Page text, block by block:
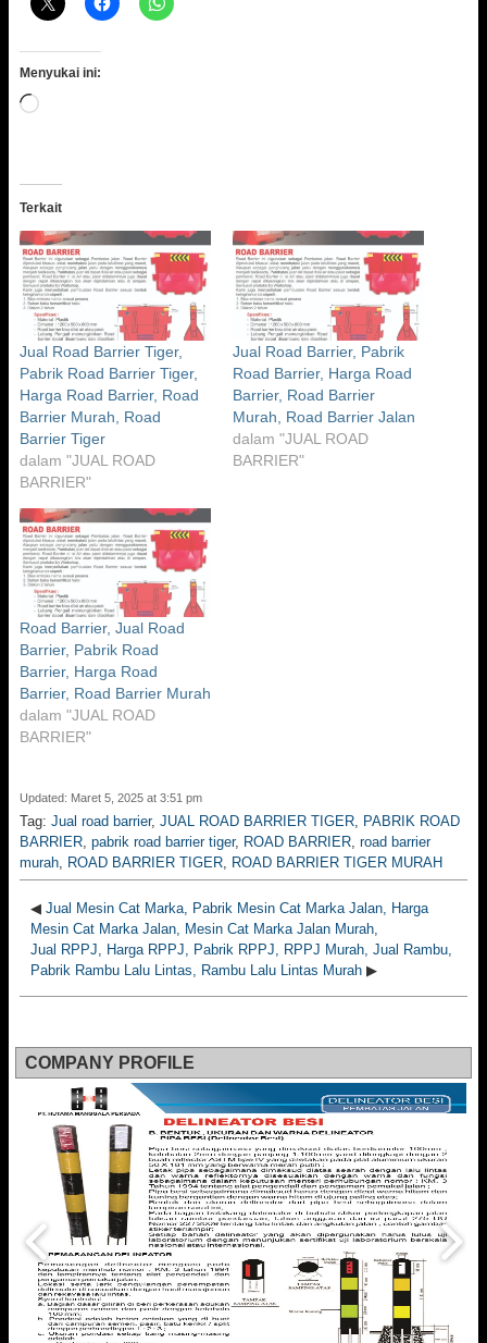
Menyukai ini:
Memuat...
Terkait
Jual Road Barrier Tiger,
Pabrik Road Barrier Tiger,
Harga Road Barrier, Road
Barrier Murah, Road
Barrier Tiger
dalam "JUAL ROAD
BARRIER"
Jual Road Barrier, Pabrik
Road Barrier, Harga Road
Barrier, Road Barrier
Murah, Road Barrier Jalan
dalam "JUAL ROAD
BARRIER"
Road Barrier, Jual Road
Barrier, Pabrik Road
Barrier, Harga Road
Barrier, Road Barrier Murah
dalam "JUAL ROAD
BARRIER"
Updated: Maret 5, 2025 at 3:51 pm
Tag: Jual road barrier, JUAL ROAD BARRIER TIGER, PABRIK ROAD
BARRIER, pabrik road barrier tiger, ROAD BARRIER, road barrier
murah, ROAD BARRIER TIGER, ROAD BARRIER TIGER MURAH
◀ Jual Mesin Cat Marka, Pabrik Mesin Cat Marka Jalan, Harga
Mesin Cat Marka Jalan, Mesin Cat Marka Jalan Murah,
Jual RPPJ, Harga RPPJ, Pabrik RPPJ, RPPJ Murah, Jual Rambu,
Pabrik Rambu Lalu Lintas, Rambu Lalu Lintas Murah ▶
COMPANY PROFILE